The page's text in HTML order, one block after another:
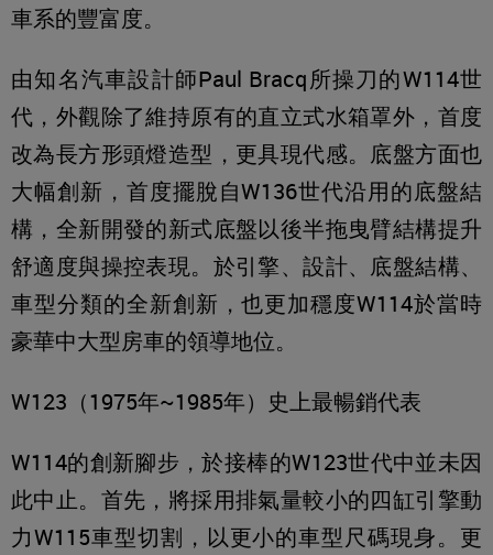
車系的豐富度。
由知名汽車設計師Paul Bracq所操刀的W114世
代，外觀除了維持原有的直立式水箱罩外，首度
改為長方形頭燈造型，更具現代感。底盤方面也
大幅創新，首度擺脫自W136世代沿用的底盤結
構，全新開發的新式底盤以後半拖曳臂結構提升
舒適度與操控表現。於引擎、設計、底盤結構、
車型分類的全新創新，也更加穩度W114於當時
豪華中大型房車的領導地位。
W123（1975年~1985年）史上最暢銷代表
W114的創新腳步，於接棒的W123世代中並未因
此中止。首先，將採用排氣量較小的四缸引擎動
力W115車型切割，以更小的車型尺碼現身。更